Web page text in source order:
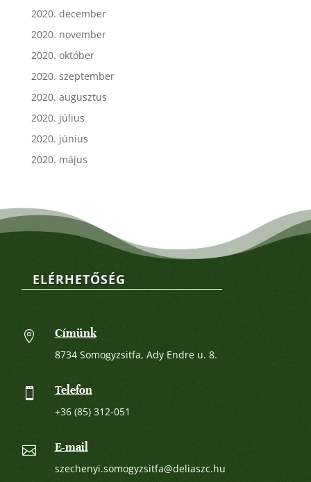
2020. december
2020. november
2020. október
2020. szeptember
2020. augusztus
2020. július
2020. június
2020. május
ELÉRHETŐSÉG
 Címünk
8734 Somogyzsitfa, Ady Endre u. 8.
 Telefon
+36 (85) 312-051
 E-mail
szechenyi.somogyzsitfa@deliaszc.hu